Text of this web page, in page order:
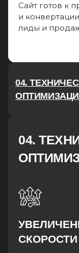
Сайт готов к
и
лиды и
04.
04.
СКОРОСТИ